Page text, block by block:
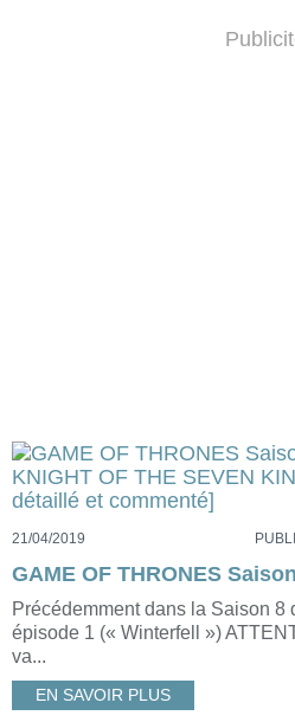
21/04/2019
Précédemment dans la Saison 8
épisode 1 (« Winterfell »)
va...
EN SAVOIR PLUS